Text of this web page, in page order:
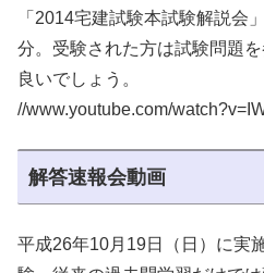
「2014宅建試験本試験解説会
分。受験された方は試験問題
良いでしょう。
//www.youtube.com/
解答速報会動画
平成26年10月19日（日）に実